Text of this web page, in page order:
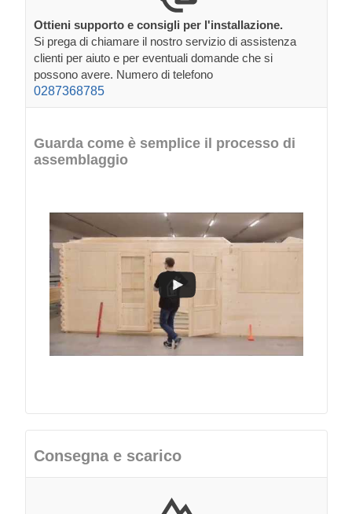
Ottieni supporto e consigli per l'installazione.
Si prega di chiamare il nostro servizio di assistenza
clienti per aiuto e per eventuali domande che si
possono avere. Numero di telefono
0287368785
Guarda come è semplice il processo di
assemblaggio
Consegna e scarico